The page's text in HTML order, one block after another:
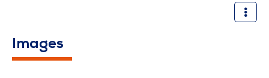
Assemblea annuale 2019
Images